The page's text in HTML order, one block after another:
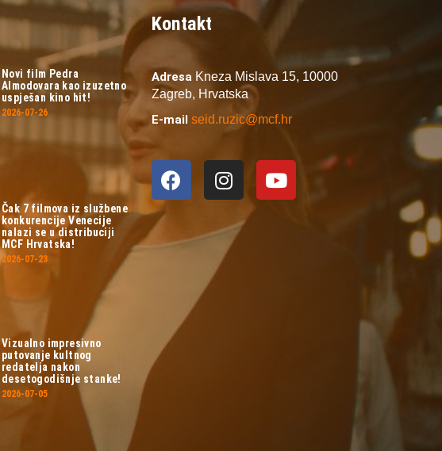
Novi film Pedra
Almodovara kao izuzetno
uspješan kino hit!
2026-07-26
Čak 7 filmova iz službene
konkurencije Venecije
nalazi se u distribuciji
MCF Hrvatska!
2026-07-23
Vizualno impresivno
putovanje kultnog
redatelja nakon
desetogodišnje stanke!
2026-07-05
Kontakt
Adresa Kneza Mislava 15, 10000
Zagreb, Hrvatska
E-mail seid.ruzic@mcf.hr